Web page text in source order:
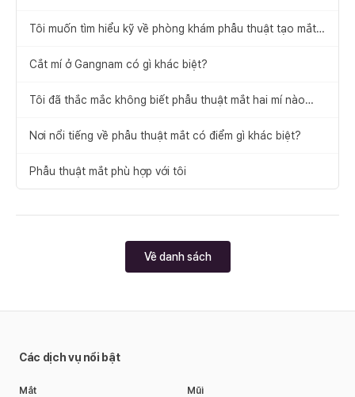
Tôi muốn tìm hiểu kỹ về phòng khám phẫu thuật tạo mắt
Cắt mí ở Gangnam có gì khác biệt?
Tôi đã thắc mắc không biết phẫu thuật mắt hai mí nào
Nơi nổi tiếng về phẫu thuật mắt có điểm gì khác biệt?
Phẫu thuật mắt phù hợp với tôi
Về danh sách
Các dịch vụ nổi bật
Mắt Mũi